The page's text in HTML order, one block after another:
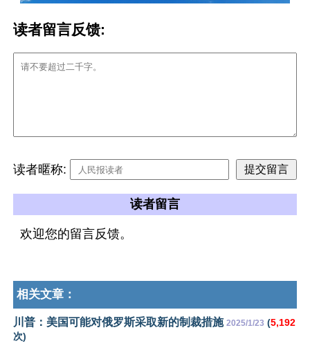
读者留言反馈:
读者暱称:
读者留言
欢迎您的留言反馈。
相关文章：
川普：美国可能对俄罗斯采取新的制裁措施 2025/1/23 (5,192
次)